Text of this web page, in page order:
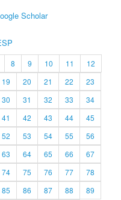
Scholar
8 9 10 11
12
19 20 21 22
23
30 31 32 33
34
41 42 43 44
45
52 53 54 55
56
63 64 65 66
67
74 75 76 77
78
85 86 87 88
89